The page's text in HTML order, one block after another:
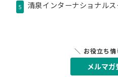
5 清泉インターナショナル
＼ お役立ち
メルマガ